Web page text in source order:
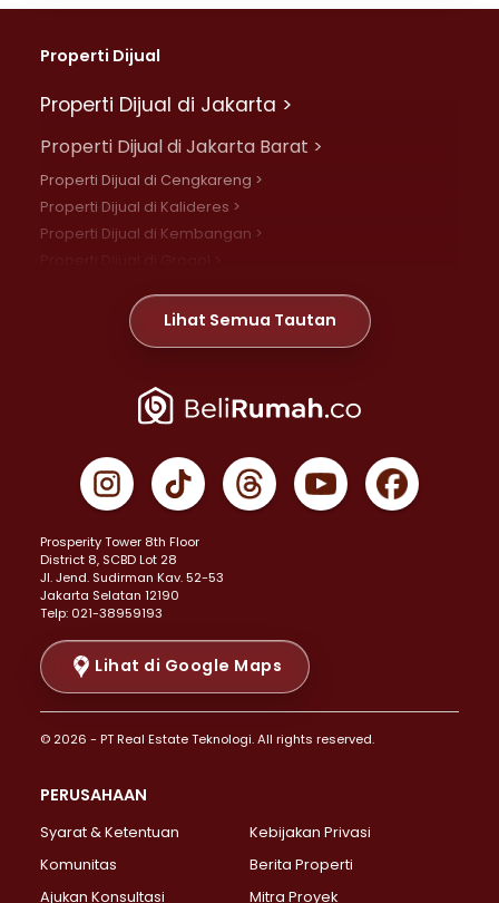
Properti Dijual
Properti Dijual di Jakarta >
Properti Dijual di Jakarta Barat >
Properti Dijual di Cengkareng >
Properti Dijual di Kalideres >
Properti Dijual di Kembangan >
Properti Dijual di Meruya >
Properti Dijual di Jelambar >
Properti Dijual di Jakarta Pusat >
Properti Dijual di Gambir >
Properti Dijual di Johar Baru >
Properti Dijual di Menteng >
Properti Dijual di Senen >
Properti Dijual di Tanah Abang >
Properti Dijual di Cikini >
Properti Dijual di Kramat >
Properti Dijual di Pasar Baru >
Properti Dijual di Bendungan Hilir >
Properti Dijual di Jakarta Selatan >
Properti Dijual di Lebak Bulus >
Properti Dijual di Gandaria Selatan >
Properti Dijual di Pondok Labu >
Lihat Semua Tautan
Prosperity Tower 8th Floor
District 8, SCBD Lot 28
JI. Jend. Sudirman Kav. 52-53
Jakarta Selatan 12190
Telp: 021-38959193
Lihat di Google Maps
© 2026 - PT Real Estate Teknologi. All rights reserved.
PERUSAHAAN
Syarat & Ketentuan
Kebijakan Privasi
Komunitas
Berita Properti
Ajukan Konsultasi
Mitra Proyek